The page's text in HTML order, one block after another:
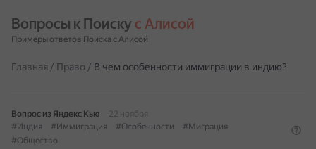
Вопросы к Поиску с Алисой
Примеры ответов Поиска с Алисой
Главная / Право / В чем особенности иммиграции в индию?
Вопрос из Яндекс Кью
22 ноября
#Индия
#Иммиграция #Особенности
#Миграция
#Общество